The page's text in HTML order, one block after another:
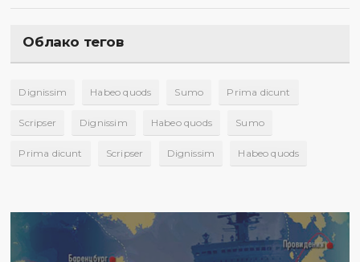
Облако тегов
Dignissim Habeo quods Sumo Prima dicunt
Scripser Dignissim Habeo quods Sumo
Prima dicunt Scripser Dignissim Habeo quods